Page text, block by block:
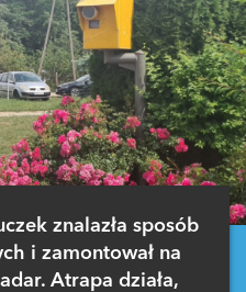
znalazła sposób
i zamontował na
Atrapa działa,